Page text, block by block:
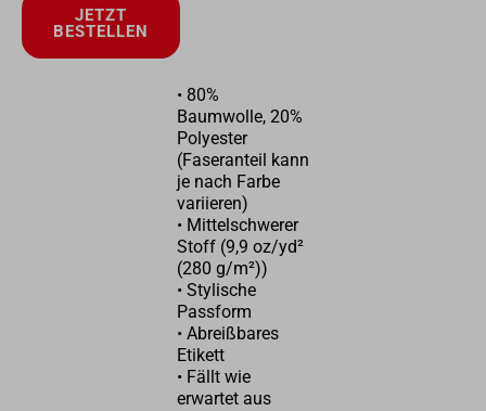
JETZT
BESTELLEN
• 80%
Baumwolle, 20%
Polyester
(Faseranteil kann
je nach Farbe
variieren)
• Mittelschwerer
Stoff (9,9 oz/yd²
(280 g/m²))
• Stylische
Passform
• Abreißbares
Etikett
• Fällt wie
erwartet aus